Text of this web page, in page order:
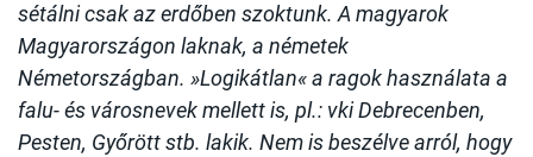
sétálni csak az erdőben szoktunk. A magyarok
Magyarországon laknak, a németek
Németországban. »Logikátlan« a ragok használata a
falu- és városnevek mellett is, pl.: vki Debrecenben,
Pesten, Győrött stb. lakik. Nem is beszélve arról, hogy